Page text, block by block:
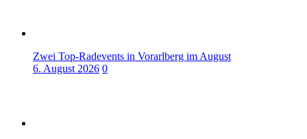
Zwei Top-Radevents in Vorarlberg im August
6. August 2026 0